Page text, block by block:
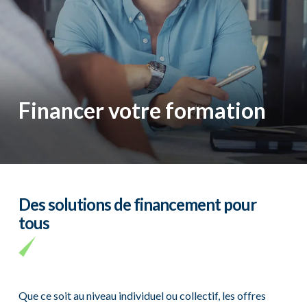
Financer votre formation
Des solutions de financement pour
tous
Que ce soit au niveau individuel ou collectif, les offres